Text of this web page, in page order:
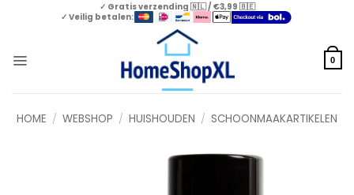
✓ Gratis verzending 🇳🇱 / €3,99 🇧🇪
✓ Veilig betalen:
0
HOME / WEBSHOP / HUISHOUDEN / SCHOONMAAKARTIKELEN